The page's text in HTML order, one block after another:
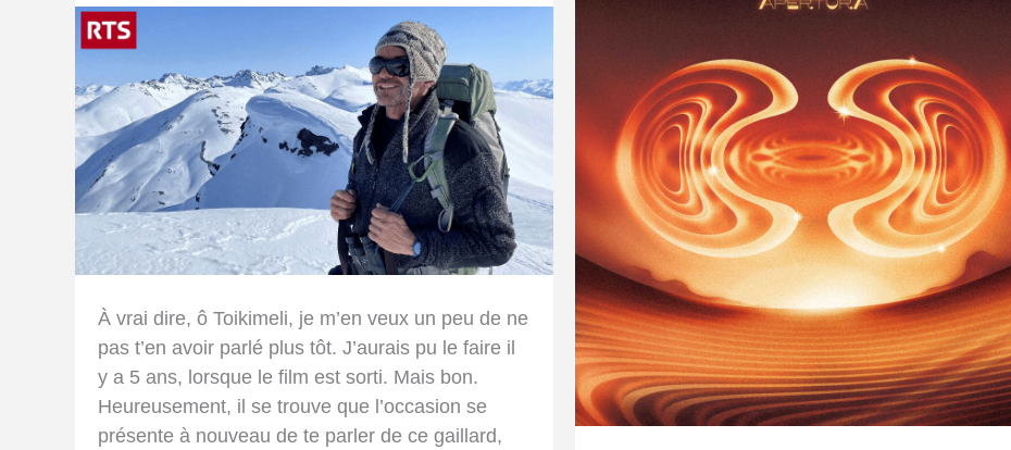
À vrai dire, ô Toikimeli, je m’en veux un peu de ne
pas t’en avoir parlé plus tôt. J’aurais pu le faire il
y a 5 ans, lorsque le film est sorti. Mais bon.
Heureusement, il se trouve que l’occasion se
présente à nouveau de te parler de ce gaillard,